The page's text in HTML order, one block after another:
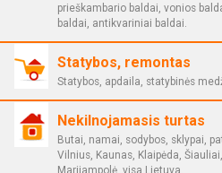
prieškambario baldai, vonios
baldai, antikvariniai baldai.
Statybos, remontas
Statybos, apdaila, statybinės
Nekilnojamasis turtas
Butai, namai, sodybos, sklypai,
Vilnius, Kaunas, Klaipėda,
Marijampolė, visa Lietuva.